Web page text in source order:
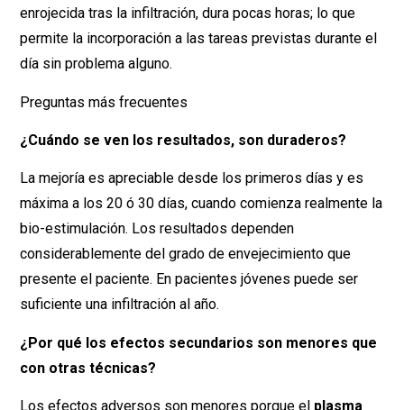
enrojecida tras la infiltración, dura pocas horas; lo que
permite la incorporación a las tareas previstas durante el
día sin problema alguno.
Preguntas más frecuentes
¿Cuándo se ven los resultados, son duraderos?
La mejoría es apreciable desde los primeros días y es
máxima a los 20 ó 30 días, cuando comienza realmente la
bio-estimulación. Los resultados dependen
considerablemente del grado de envejecimiento que
presente el paciente. En pacientes jóvenes puede ser
suficiente una infiltración al año.
¿Por qué los efectos secundarios son menores que
con otras técnicas?
Los efectos adversos son menores porque el plasma